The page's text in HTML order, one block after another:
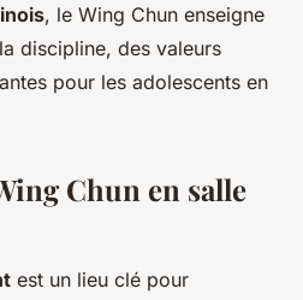
, le Wing Chun enseigne
discipline, des valeurs
pour les adolescents en
Chun en salle
est un lieu clé pour